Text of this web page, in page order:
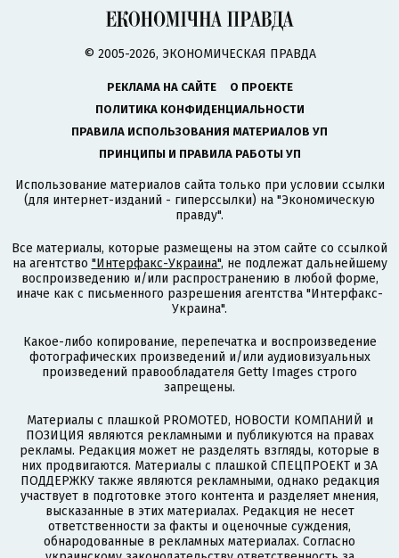
© 2005-2026, ЭКОНОМИЧЕСКАЯ ПРАВДА
РЕКЛАМА НА САЙТЕ
О ПРОЕКТЕ
ПОЛИТИКА КОНФИДЕНЦИАЛЬНОСТИ
ПРАВИЛА ИСПОЛЬЗОВАНИЯ МАТЕРИАЛОВ УП
ПРИНЦИПЫ И ПРАВИЛА РАБОТЫ УП
Использование материалов сайта только при условии ссылки
(для интернет-изданий - гиперссылки) на "Экономическую
правду".
Все материалы, которые размещены на этом сайте со ссылкой
на агентство "Интерфакс-Украина", не подлежат дальнейшему
воспроизведению и/или распространению в любой форме,
иначе как с письменного разрешения агентства "Интерфакс-
Украина".
Какое-либо копирование, перепечатка и воспроизведение
фотографических произведений и/или аудиовизуальных
произведений правообладателя Getty Images строго
запрещены.
Материалы с плашкой PROMOTED, НОВОСТИ КОМПАНИЙ и
ПОЗИЦИЯ являются рекламными и публикуются на правах
рекламы. Редакция может не разделять взгляды, которые в
них продвигаются. Материалы с плашкой СПЕЦПРОЕКТ и ЗА
ПОДДЕРЖКУ также являются рекламными, однако редакция
участвует в подготовке этого контента и разделяет мнения,
высказанные в этих материалах. Редакция не несет
ответственности за факты и оценочные суждения,
обнародованные в рекламных материалах. Согласно